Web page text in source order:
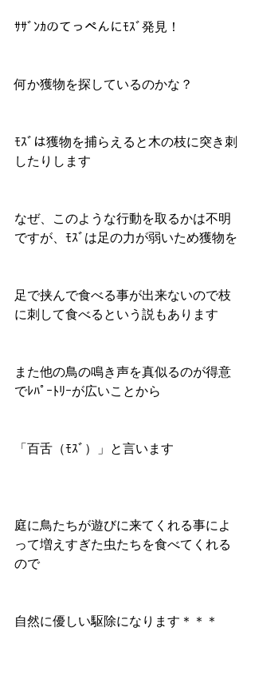
ｻｻﾞﾝｶのてっぺんにﾓｽﾞ発見！
何か獲物を探しているのかな？
ﾓｽﾞは獲物を捕らえると木の枝に突き刺
したりします
なぜ、このような行動を取るかは不明
ですが、ﾓｽﾞは足の力が弱いため獲物を
足で挟んで食べる事が出来ないので枝
に刺して食べるという説もあります
また他の鳥の鳴き声を真似るのが得意
でﾚﾊﾟｰﾄﾘｰが広いことから
「百舌（ﾓｽﾞ）」と言います
庭に鳥たちが遊びに来てくれる事によ
って増えすぎた虫たちを食べてくれる
ので
自然に優しい駆除になります＊＊＊